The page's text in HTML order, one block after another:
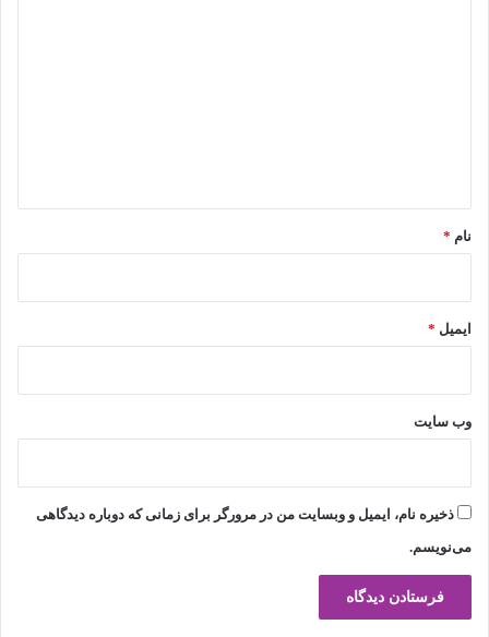
نام *
ایمیل *
وب‌ سایت
ذخیره نام، ایمیل و وبسایت من در مرورگر برای زمانی که دوباره دیدگاهی
می‌نویسم.